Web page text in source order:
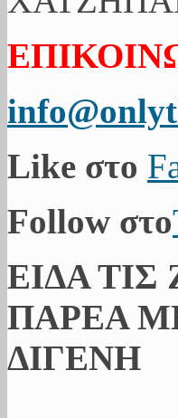
Like στο
Follow στο
ΕΙΔΑ
ΠΑΡΕΑ
ΔΙΓΕΝΗ